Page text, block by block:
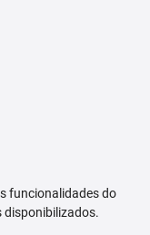
funcionalidades do
disponibilizados.